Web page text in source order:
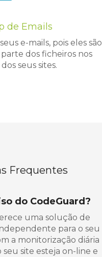
de Emails
e-mails, pois eles são
dos ficheiros nos
seus sites.
Frequentes
do CodeGuard?
uma solução de
para o seu
a monitorização diária
site esteja on-line e